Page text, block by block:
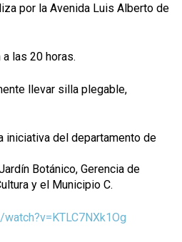
por la Avenida Luis Alberto de
las 20 horas.
llevar silla plegable,
iniciativa del departamento de
Botánico, Gerencia de
y el Municipio C.